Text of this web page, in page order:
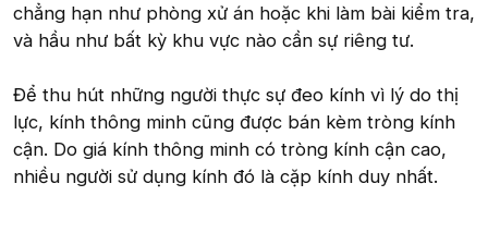
chẳng hạn như phòng xử án hoặc khi làm bài kiểm tra,
và hầu như bất kỳ khu vực nào cần sự riêng tư.
Để thu hút những người thực sự đeo kính vì lý do thị
lực, kính thông minh cũng được bán kèm tròng kính
cận. Do giá kính thông minh có tròng kính cận cao,
nhiều người sử dụng kính đó là cặp kính duy nhất.